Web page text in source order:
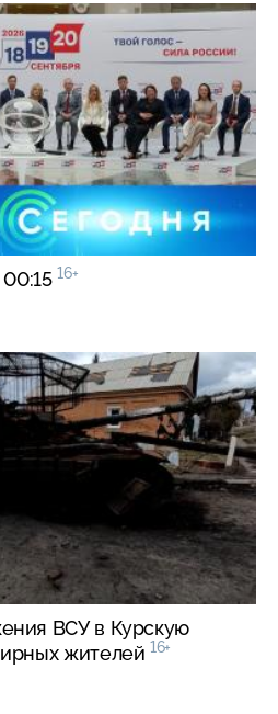
00:15 16+
ВСУ в Курскую
жителей 16+